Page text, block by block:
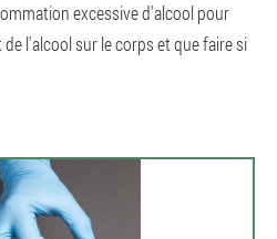
excessive d'alcool pour
l'alcool sur le corps et que faire si